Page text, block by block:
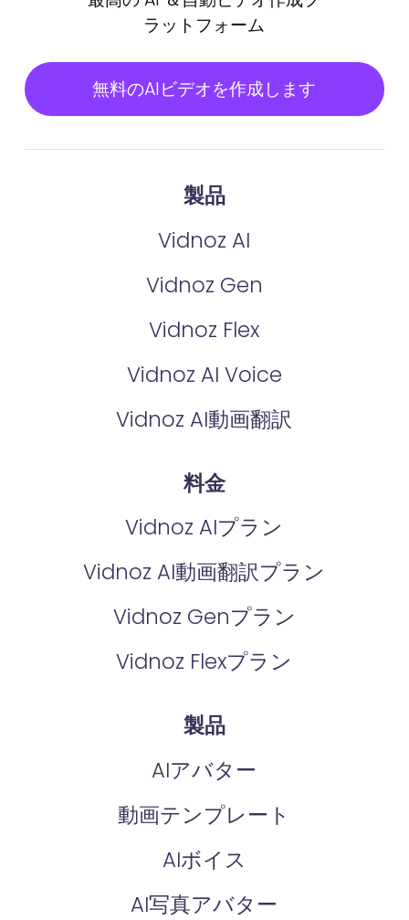
ラットフォーム
無料のAIビデオを作成します
製品
Vidnoz AI
Vidnoz Gen
Vidnoz Flex
Vidnoz AI Voice
Vidnoz AI動画翻訳
料金
Vidnoz AIプラン
Vidnoz AI動画翻訳プラン
Vidnoz Genプラン
Vidnoz Flexプラン
製品
AIアバター
動画テンプレート
AIボイス
AI写真アバター